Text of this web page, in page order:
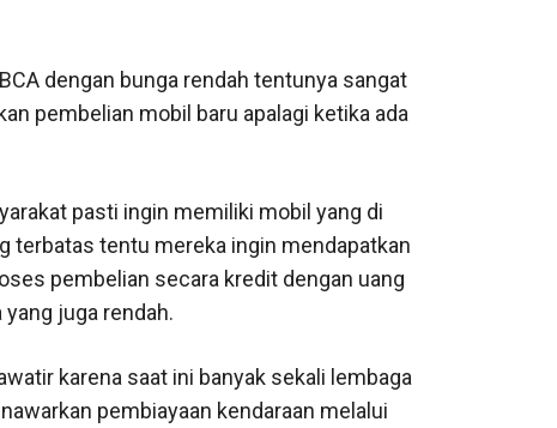
dengan bunga rendah tentunya sangat
pembelian mobil baru apalagi ketika ada
pasti ingin memiliki mobil yang di
terbatas tentu mereka ingin mendapatkan
pembelian secara kredit dengan uang
juga rendah.
karena saat ini banyak sekali lembaga
pembiayaan kendaraan melalui